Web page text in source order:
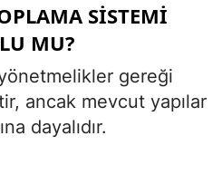
SISTEMI
MU?
gereği
ancak mevcut yapılar
dayalıdır.